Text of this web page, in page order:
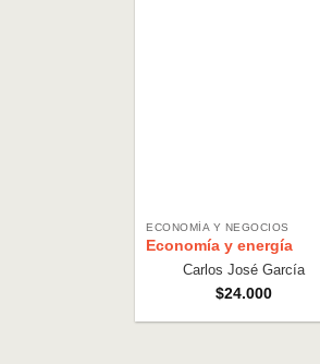
ECONOMÍA Y NEGOCIOS
Economía y energía
Carlos José García
$24.000